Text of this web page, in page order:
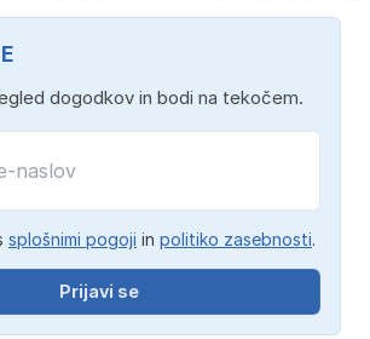
dogodkov in bodi na tekočem.
splošnimi pogoji in politiko zasebnosti.
Prijavi se